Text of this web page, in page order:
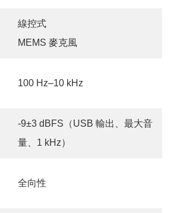
線控式
MEMS 麥克風
100 Hz–10 kHz
-9±3 dBFS（USB 輸出、最大音
量、1 kHz）
全向性